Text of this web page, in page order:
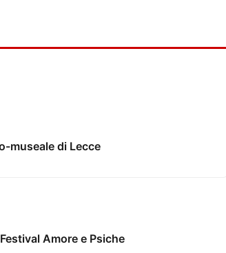
museale di Lecce
Amore e Psiche